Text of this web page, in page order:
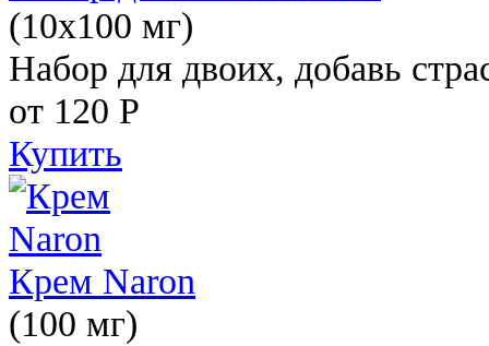
(10х100 мг)
Набор для двоих, добавь
от 120 Р
Купить
Крем Naron
(100 мг)